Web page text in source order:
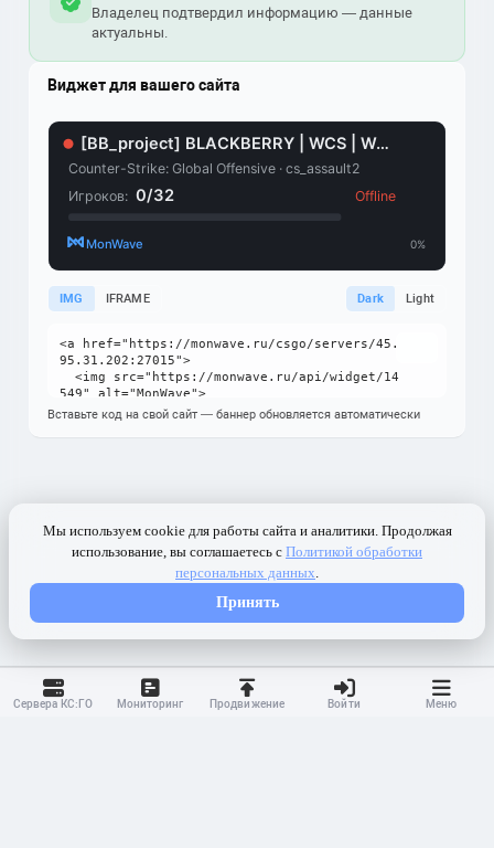
Владелец подтвердил информацию — данные
актуальны.
Виджет для вашего сайта
IMG IFRAME Dark Light
Вставьте код на свой сайт — баннер обновляется автоматически
Сервера КС:ГО Мониторинг Продвижение Войти Меню